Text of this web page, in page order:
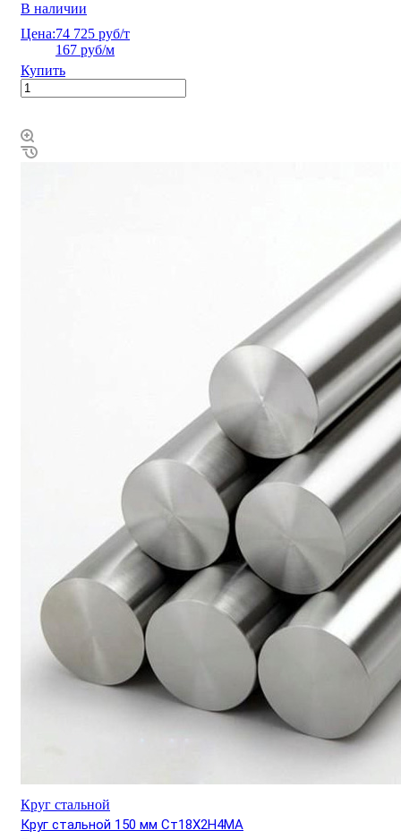
В наличии
Цена:74 725 руб/т
167 руб/м
Купить
Круг стальной
Круг стальной 150 мм Ст18Х2Н4МА